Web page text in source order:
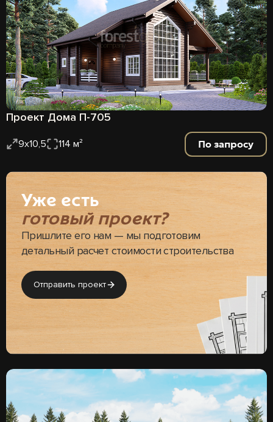
Проект Дома П-705
9х10,5 114 м² По запросу
Уже есть
готовый проект?
Пришлите его нам — мы подготовим
детальный расчет стоимости строительства
Отправить проект